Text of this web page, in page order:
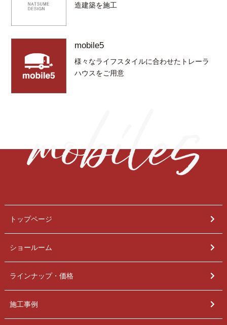
造建築を施工
mobile5
様々なライフスタイルに合わせたトレーラ
ハウスをご用意
トップページ
ショールーム
ラインナップ・価格
施工事例